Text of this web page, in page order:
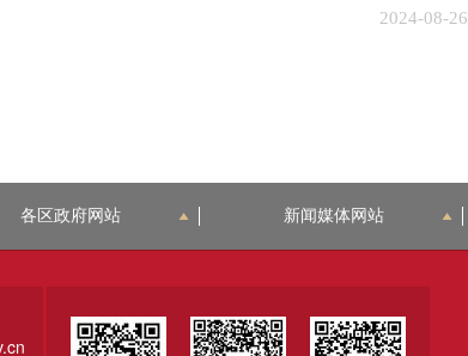
2024-08-26
各区政府网站 新闻媒体网站